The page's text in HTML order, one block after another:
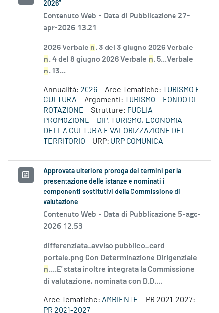
2026”
Contenuto Web - Data di Pubblicazione 27-
apr-2026 13.21
2026 Verbale n. 3 del 3 giugno 2026 Verbale
n. 4 del 8 giugno 2026 Verbale n. 5...Verbale
n. 13...
Annualità: 2026 Aree Tematiche: TURISMO E
CULTURA
Argomenti: TURISMO
FONDO DI
ROTAZIONE
Strutture: PUGLIA
PROMOZIONE
DIP. TURISMO, ECONOMIA
DELLA CULTURA E VALORIZZAZIONE DEL
TERRITORIO
URP: URP COMUNICA
Approvata ulteriore proroga dei termini per la
presentazione delle istanze e nominati i
componenti sostitutivi della Commissione di
valutazione
Contenuto Web - Data di Pubblicazione 5-ago-
2026 12.53
differenziata_avviso pubblico_card
portale.png Con Determinazione Dirigenziale
n....E' stata inoltre integrata la Commissione
di valutazione, nominata con D.D....
Aree Tematiche: AMBIENTE
PR 2021-2027:
PR 2021-2027